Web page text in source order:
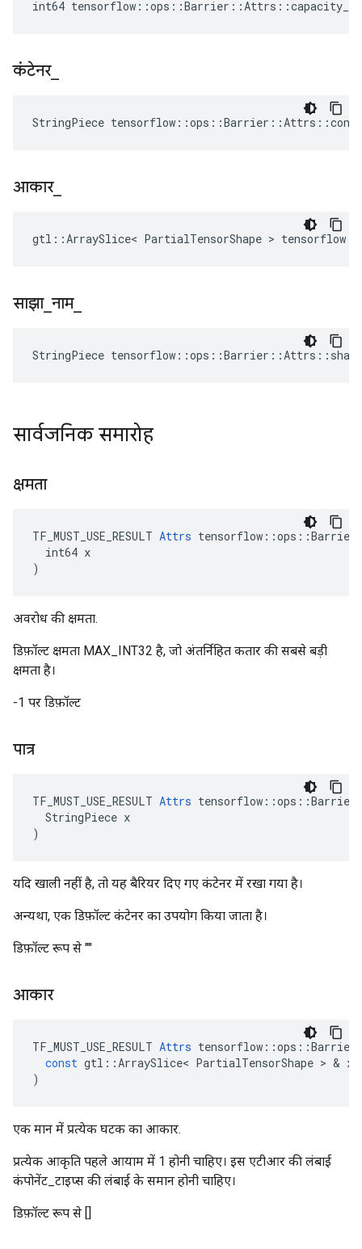
int64 tensorflow::ops::Barrier::Attrs::capacity_
कंटेनर_
StringPiece
आकार_
gtl::ArraySlice< PartialTensorShape >
साझा_नाम_
StringPiece
सार्वजनिक समारोह
क्षमता
TF_MUST_USE_RESULT Attrs
  int64 x
)
अवरोध की क्षमता.
डिफ़ॉल्ट क्षमता MAX_INT32 है, जो अंतर्निहित कतार की सबसे बड़ी
क्षमता है।
-1 पर डिफ़ॉल्ट
पात्र
TF_MUST_USE_RESULT Attrs
  StringPiece x
)
यदि खाली नहीं है, तो यह बैरियर दिए गए कंटेनर में रखा गया है।
अन्यथा, एक डिफ़ॉल्ट कंटेनर का उपयोग किया जाता है।
डिफ़ॉल्ट रूप से ""
आकार
TF_MUST_USE_RESULT Attrs tensorflow ::ops ::Barrier
const gtl ::ArraySlice< PartialTensorShape > & x
)
एक मान में प्रत्येक घटक का आकार.
प्रत्येक आकृति पहले आयाम में 1 होनी चाहिए। इस एटीआर की लंबाई
कंपोनेंट_टाइप्स की लंबाई के समान होनी चाहिए।
डिफ़ॉल्ट रूप से []